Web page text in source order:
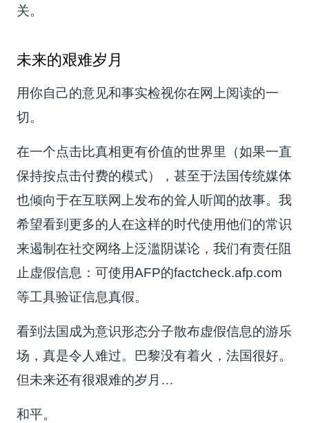
关。
未来的艰难岁月
用你自己的意见和事实检视你在网上阅读的一
切。
在一个点击比真相更有价值的世界里（如果一直
保持按点击付费的模式），甚至于法国传统媒体
也倾向于在互联网上发布的耸人听闻的故事。我
希望看到更多的人在这样的时代使用他们的常识
来遏制在社交网络上泛滥阴谋论，我们有责任阻
止虚假信息：可使用AFP的factcheck.afp.com
等工具验证信息真假。
看到法国成为意识形态分子散布虚假信息的游乐
场，真是令人难过。巴黎没有着火，法国很好。
但未来还有很艰难的岁月…
和平。